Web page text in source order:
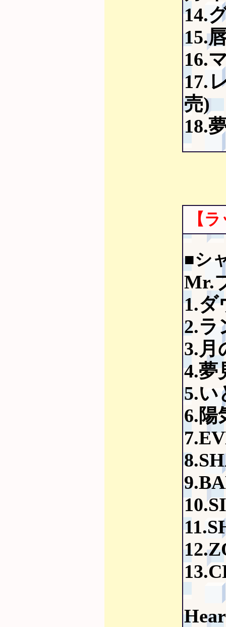
14.
15.
16.
17.
売)
18.
【
■シ
Mr.
1.ダ
2.ラ
3.月
4.夢
5.い
6.陽